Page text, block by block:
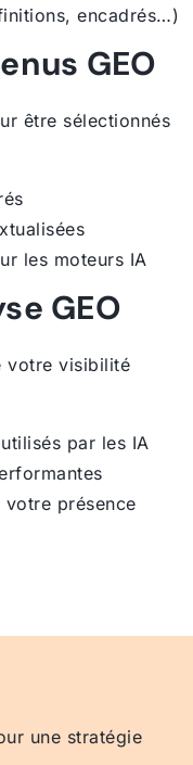
encadrés…)
GEO
être sélectionnés
les moteurs IA
GEO
votre visibilité
par les IA
votre présence
une stratégie